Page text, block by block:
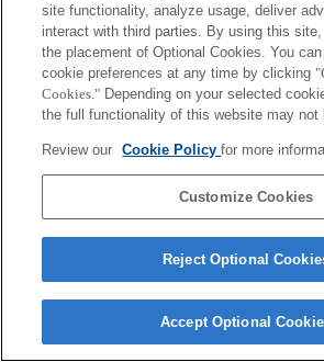
Terms of Use Contact Us
site functionality, analyze usage, deliver
interact with third parties. By using this
the placement of Optional Cookies. You
cookie preferences at any time by clicking
Cookies." Depending on your selected
the full functionality of this website may not
Review our Cookie Policyfor more
Customize Cookies
Reject Optional
Accept Optional